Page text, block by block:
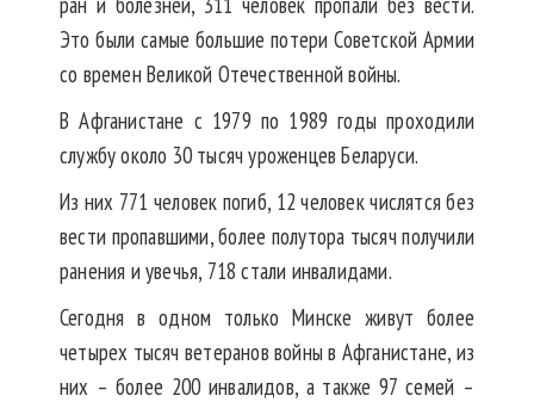
Это были самые большие потери Советской Армии
со времен Великой Отечественной войны.
В Афганистане с 1979 по 1989 годы проходили
службу около 30 тысяч уроженцев Беларуси.
Из них 771 человек погиб, 12 человек числятся без
вести пропавшими, более полутора тысяч получили
ранения и увечья, 718 стали инвалидами.
Сегодня в одном только Минске живут более
четырех тысяч ветеранов войны в Афганистане, из
них – более 200 инвалидов, а также 97 семей –